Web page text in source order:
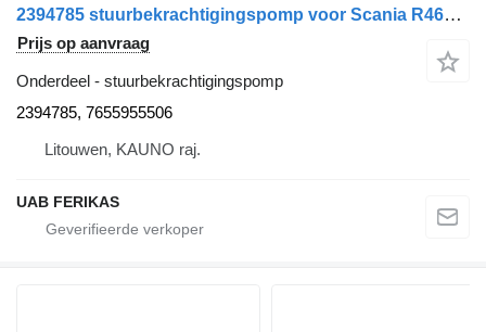
2394785 stuurbekrachtigingspomp voor Scania R460 trekker
Prijs op aanvraag
Onderdeel - stuurbekrachtigingspomp
2394785, 7655955506
Litouwen, KAUNO raj.
UAB FERIKAS